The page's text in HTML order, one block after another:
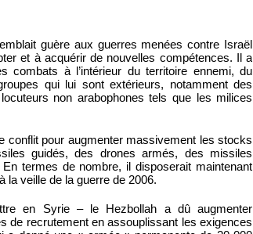
guère aux guerres menées contre Israël
et à acquérir de nouvelles compétences. Il a
combats à l’intérieur du territoire ennemi, du
qui lui sont extérieurs, notamment des
non arabophones tels que les milices
conflit pour augmenter massivement les stocks
guidés, des drones armés, des missiles
termes de nombre, il disposerait maintenant
la veille de la guerre de 2006.
en Syrie – le Hezbollah a dû augmenter
de recrutement en assouplissant les exigences